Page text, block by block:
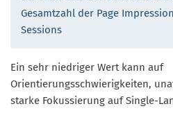
Gesamtzahl der Page
Sessions
Ein sehr niedriger Wert kann auf
Orientierungsschwierigkeiten,
starke Fokussierung auf Single-